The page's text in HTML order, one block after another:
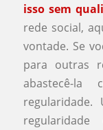
isso sem
rede social,
vontade. Se
para outras
abastecê-